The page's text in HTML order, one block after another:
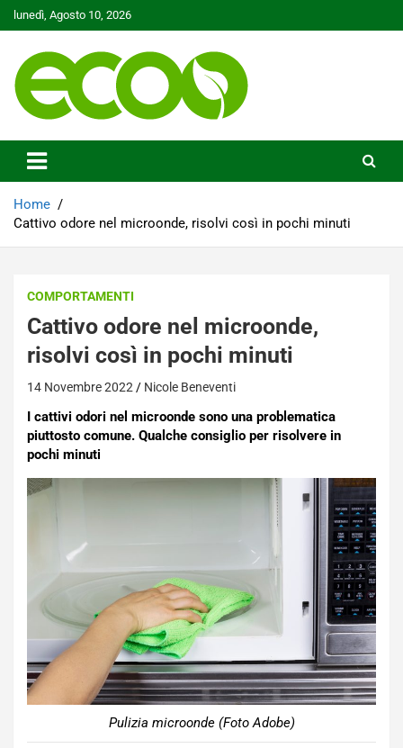
Skip
to
lunedì, Agosto 10, 2026
Ecoo.it
Home
Cattivo odore nel microonde, risolvi così in pochi minuti
COMPORTAMENTI
Cattivo odore nel microonde,
risolvi così in pochi minuti
14 Novembre 2022 Nicole Beneventi
I cattivi odori nel microonde sono una problematica
piuttosto comune. Qualche consiglio per risolvere in
pochi minuti
Pulizia microonde (Foto Adobe)